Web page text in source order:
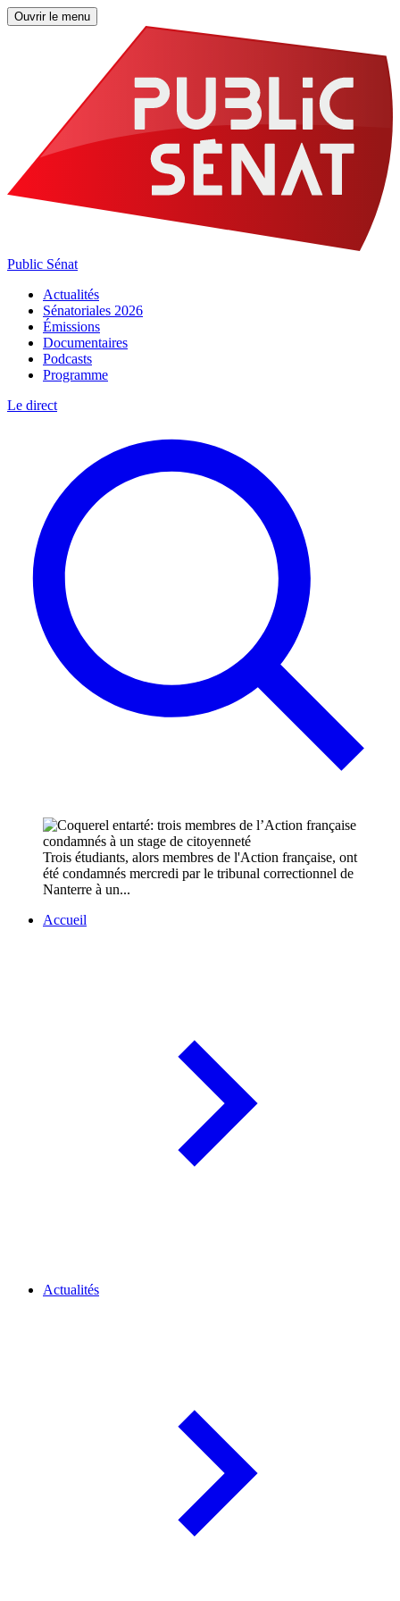
Ouvrir le menu
Public Sénat
Actualités
Sénatoriales 2026
Émissions
Documentaires
Podcasts
Programme
Le direct
Trois étudiants, alors membres de l'Action française, ont
été condamnés mercredi par le tribunal correctionnel de
Nanterre à un...
Accueil
Actualités